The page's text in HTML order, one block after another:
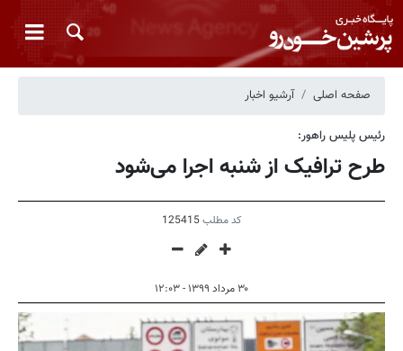
صفحه اصلی آرشیو اخبار
رئیس پلیس راهور:
طرح ترافیک از شنبه اجرا می‌شود
کد مطلب125415
۳۰ مرداد ۱۳۹۹ - ۱۲:۰۳